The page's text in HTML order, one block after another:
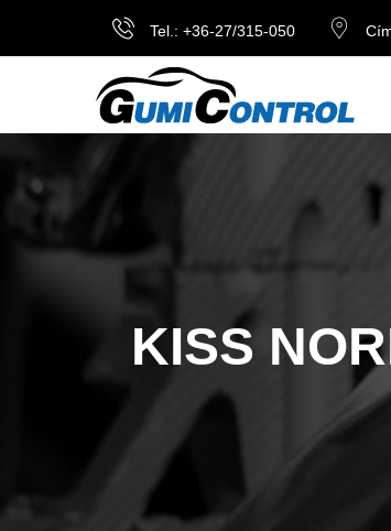
Tel.: +36-27/315-050
KISS